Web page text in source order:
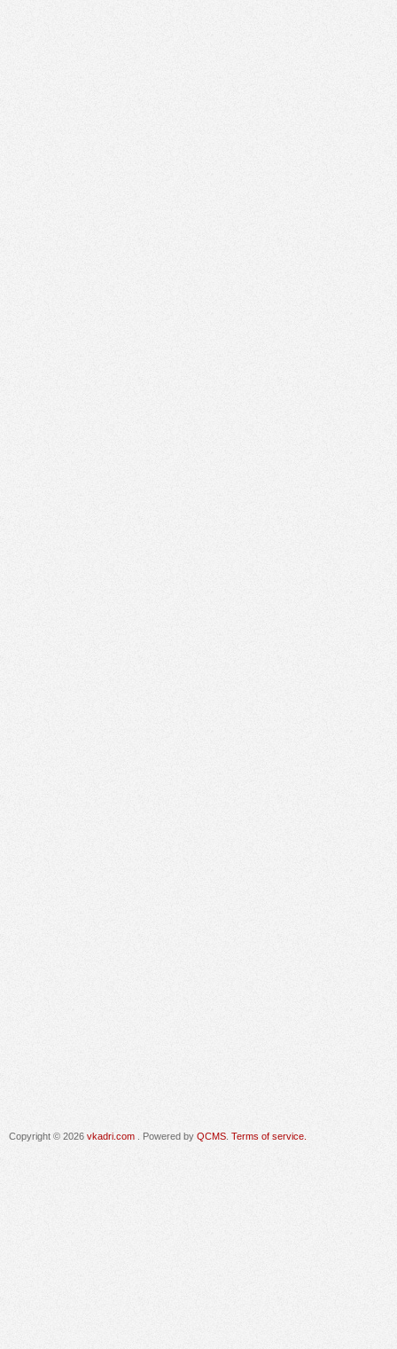
Copyright © 2026 vkadri.com . Powered by QCMS Terms of service.